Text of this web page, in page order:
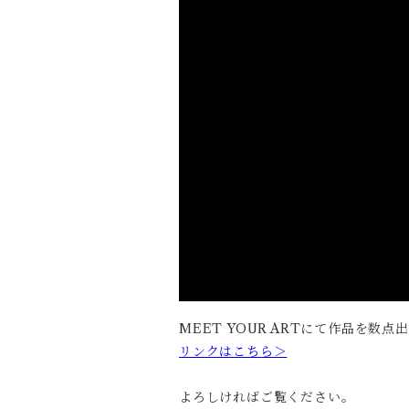
MEET YOUR ARTにて作品を数点出
リンクはこちら＞
よろしければご覧ください。